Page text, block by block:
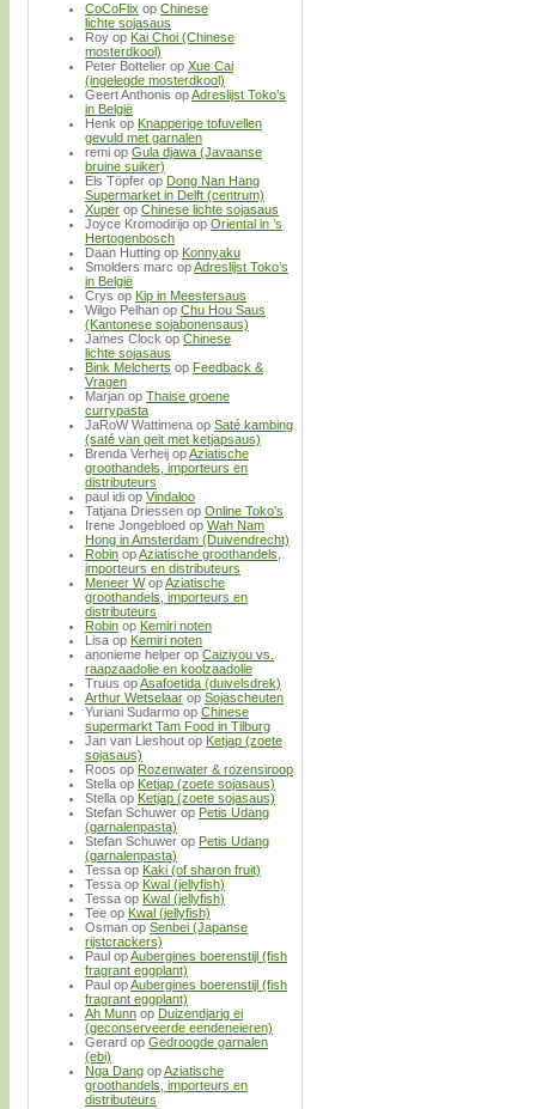
CoCoFlix op Chinese
lichte sojasaus
Roy op Kai Choi (Chinese
mosterdkool)
Peter Bottelier op Xue Cai
(ingelegde mosterdkool)
Geert Anthonis opAdreslijst Toko’s
in België
Henk op Knapperige tofuvellen
gevuld met garnalen
remi op Gula djawa (Javaanse
bruine suiker)
Els Töpfer op Dong Nan Hang
Supermarket in Delft (centrum)
Xuper op Chinese lichte sojasaus
Joyce Kromodirijo op Oriental in ’s
Hertogenbosch
Daan Hutting op Konnyaku
Smolders marc opAdreslijst Toko’s
in België
Crys op Kip in Meestersaus
Wilgo Pelhan op Chu Hou Saus
(Kantonese sojabonensaus)
James Clock op Chinese
lichte sojasaus
Bink Melcherts op Feedback &
Vragen
Marjan op Thaise groene
currypasta
JaRoW Wattimena op Saté kambing
(saté van geit met ketjapsaus)
Brenda Verheij opAziatische
groothandels, importeurs en
distributeurs
paul idi op Vindaloo
Tatjana Driessen op Online Toko’s
Irene Jongebloed op Wah Nam
Hong in Amsterdam (Duivendrecht)
Robin opAziatische groothandels,
importeurs en distributeurs
Meneer WopAziatische
groothandels, importeurs en
distributeurs
Robin op Kemiri noten
Lisa op Kemiri noten
anonieme helper op Caiziyou vs.
raapzaadolie en koolzaadolie
Truus opAsafoetida (duivelsdrek)
Arthur Wetselaar op Sojascheuten
Yuriani Sudarmo op Chinese
supermarkt Tam Food in Tilburg
Jan van Lieshout op Ketjap (zoete
sojasaus)
Roos op Rozenwater & rozensiroop
Stella op Ketjap (zoete sojasaus)
Stella op Ketjap (zoete sojasaus)
Stefan Schuwer op Petis Udang
(garnalenpasta)
Stefan Schuwer op Petis Udang
(garnalenpasta)
Tessa op Kaki (of sharon fruit)
Tessa op Kwal (jellyfish)
Tessa op Kwal (jellyfish)
Tee op Kwal (jellyfish)
Osman op Senbei (Japanse
rijstcrackers)
Paul opAubergines boerenstijl (fish
fragrant eggplant)
Paul opAubergines boerenstijl (fish
fragrant eggplant)
Ah Munn op Duizendjarig ei
(geconserveerde eendeneieren)
Gerard op Gedroogde garnalen
(ebi)
Nga Dang opAziatische
groothandels, importeurs en
distributeurs